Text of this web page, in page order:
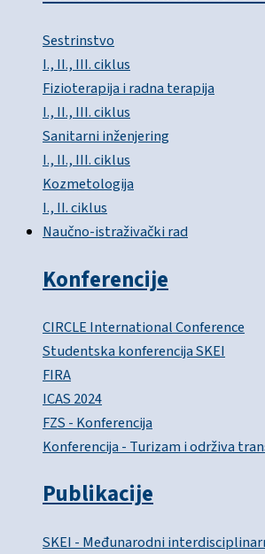
Sestrinstvo
I., II., III. ciklus
Fizioterapija i radna terapija
I., II., III. ciklus
Sanitarni inženjering
I., II., III. ciklus
Kozmetologija
I., II. ciklus
Naučno-istraživački rad
Konferencije
CIRCLE International Conference
Studentska konferencija SKEI
FIRA
ICAS 2024
FZS - Konferencija
Konferencija - Turizam i održiva
Publikacije
SKEI - Međunarodni